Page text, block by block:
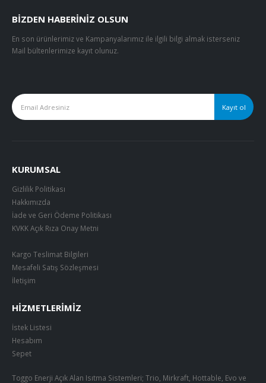
BIZDEN HABERINIZ OLSUN
En son ürünlerimiz ve Kampanyalarımız ile ilgili bilgi almak isterseniz
Mail bültenlerimize kayıt olunuz.
KURUMSAL
Gizlilik Politikası
Hakkımızda
İade ve Geri Ödeme Politikası
KVKK Açık Rıza Onay Metni
Kargo Teslimat Bilgileri
Mesafeli Satış Sözleşmesi
İletişim
HIZMETLERIMIZ
İstek Listesi
Hesabım
Sepet
Toggo Enerji Açık Alan Isıtma Sistemleri; Trio, Mirkraft, Hottable, Evo ve